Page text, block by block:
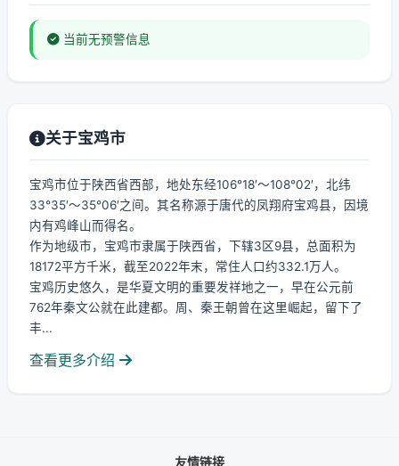
当前无预警信息
关于宝鸡市
宝鸡市位于陕西省西部，地处东经106°18′～108°02′，北纬
33°35′～35°06′之间。其名称源于唐代的凤翔府宝鸡县，因境
内有鸡峰山而得名。
作为地级市，宝鸡市隶属于陕西省，下辖3区9县，总面积为
18172平方千米，截至2022年末，常住人口约332.1万人。
宝鸡历史悠久，是华夏文明的重要发祥地之一，早在公元前
762年秦文公就在此建都。周、秦王朝曾在这里崛起，留下了
丰...
查看更多介绍
友情链接